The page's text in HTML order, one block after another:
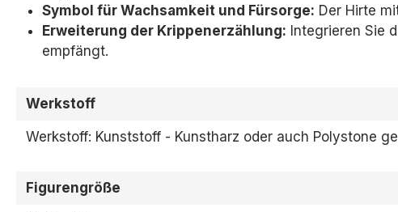
Symbol für Wachsamkeit und Fürsorge: Der Hirte
Erweiterung der Krippenerzählung: Integrieren Sie
empfängt.
Werkstoff
Werkstoff: Kunststoff - Kunstharz oder auch Polystone
Figurengröße